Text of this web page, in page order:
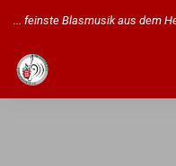
... feinste Blasmusik aus dem